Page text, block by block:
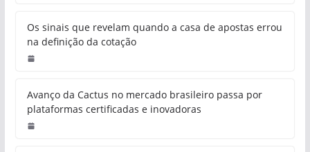
Os sinais que revelam quando a casa de apostas errou
na definição da cotação
Avanço da Cactus no mercado brasileiro passa por
plataformas certificadas e inovadoras